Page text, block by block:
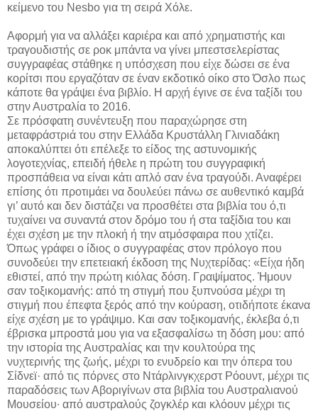
κείμενο του Nesbo για τη σειρά Χόλε.
Αφορμή για να αλλάξει καριέρα και από χρηματιστής και
τραγουδιστής σε ροκ μπάντα να γίνει μπεστσελερίστας
συγγραφέας στάθηκε η υπόσχεση που είχε δώσει σε ένα
κορίτσι που εργαζόταν σε έναν εκδοτικό οίκο στο Όσλο πως
κάποτε θα γράψει ένα βιβλίο. Η αρχή έγινε σε ένα ταξίδι του
στην Αυστραλία το 2016.
Σε πρόσφατη συνέντευξη που παραχώρησε στη
μεταφράστριά του στην Ελλάδα Κρυστάλλη Γλινιαδάκη
αποκαλύπτει ότι επέλεξε το είδος της αστυνομικής
λογοτεχνίας, επειδή ήθελε η πρώτη του συγγραφική
προσπάθεια να είναι κάτι απλό σαν ένα τραγούδι. Αναφέρει
επίσης ότι προτιμάει να δουλεύει πάνω σε αυθεντικό καμβά
γι’ αυτό και δεν διστάζει να προσθέτει στα βιβλία του ό,τι
τυχαίνει να συναντά στον δρόμο του ή στα ταξίδια του και
έχει σχέση με την πλοκή ή την ατμόσφαιρα που χτίζει.
Όπως γράφει ο ίδιος ο συγγραφέας στον πρόλογο που
συνοδεύει την επετειακή έκδοση της Νυχτερίδας: «Είχα ήδη
εθιστεί, από την πρώτη κιόλας δόση. Γραψίματος. Ήμουν
σαν τοξικομανής: από τη στιγμή που ξυπνούσα μέχρι τη
στιγμή που έπεφτα ξερός από την κούραση, οτιδήποτε έκανα
είχε σχέση με το γράψιμο. Και σαν τοξικομανής, έκλεβα ό,τι
έβρισκα μπροστά μου για να εξασφαλίσω τη δόση μου: από
την ιστορία της Αυστραλίας και την κουλτούρα της
νυχτερινής της ζωής, μέχρι το ενυδρείο και την όπερα του
Σίδνεϊ· από τις πόρνες στο Ντάρλινγκχερστ Ρόουντ, μέχρι τις
παραδόσεις των Αβοριγίνων στα βιβλία του Αυστραλιανού
Μουσείου∙ από αυστραλούς ζογκλέρ και κλόουν μέχρι τις